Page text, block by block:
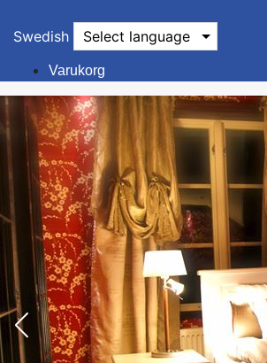
Swedish Select language
Varukorg